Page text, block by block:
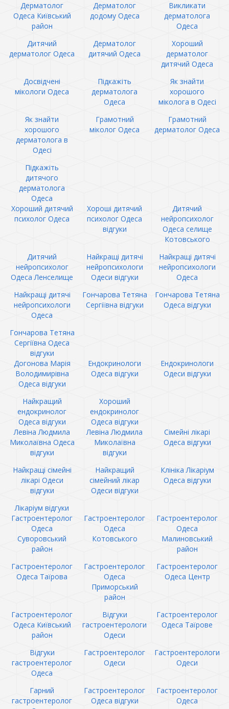
Дерматолог
Одеса Київський
район
Дерматолог
додому Одеса
Викликати
дерматолога
Одеса
Дитячий
дерматолог Одеса
Дерматолог
дитячий Одеса
Хороший
дерматолог
дитячий Одеса
Досвідчені
мікологи Одеса
Підкажіть
дерматолога
Одеса
Як знайти
хорошого
міколога в Одесі
Як знайти
хорошого
дерматолога в
Одесі
Грамотний
міколог Одеса
Грамотний
дерматолог Одеса
Підкажіть
дитячого
дерматолога
Одеса
Хороший дитячий
психолог Одеса
Хороші дитячий
психолог Одеса
відгуки
Дитячий
нейропсихолог
Одеса селище
Котовського
Дитячий
нейропсихолог
Одеса Ленселище
Найкращі дитячі
нейропсихологи
Одеси відгуки
Найкращі дитячі
нейропсихологи
Одеса
Найкращі дитячі
нейропсихологи
Одеса
Гончарова Тетяна
Сергіївна відгуки
Гончарова Тетяна
Одеса відгуки
Гончарова Тетяна
Сергіївна Одеса
відгуки
Догонова Марія
Володимирівна
Одеса відгуки
Ендокринологи
Одеса відгуки
Ендокринологи
Одеси відгуки
Найкращий
ендокринолог
Одеса відгуки
Хороший
ендокринолог
Одеса відгуки
Левіна Людмила
Миколаївна Одеса
відгуки
Левіна Людмила
Миколаївна
відгуки
Сімейні лікарі
Одеса відгуки
Найкращі сімейні
лікарі Одеси
відгуки
Найкращий
сімейний лікар
Одеси відгуки
Клініка Лікаріум
Одеса відгуки
Лікаріум відгуки
Гастроентеролог
Одеса
Суворовський
район
Гастроентеролог
Одеса
Котовського
Гастроентеролог
Одеса
Малиновський
район
Гастроентеролог
Одеса Таїрова
Гастроентеролог
Одеса
Приморський
район
Гастроентеролог
Одеса Центр
Гастроентеролог
Одеса Київський
район
Відгуки
гастроентерологи
Одеси
Гастроентеролог
Одеса Таїрове
Відгуки
гастроентеролог
Одеса
Гастроентеролог
Одеси
Гастроентерологи
Одеси
Гарний
гастроентеролог
Гастроентеролог
Одеса відгуки
Гастроентеролог
Одеса